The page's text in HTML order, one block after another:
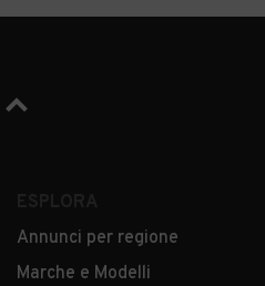
Annunci per regione
Marche e Modelli